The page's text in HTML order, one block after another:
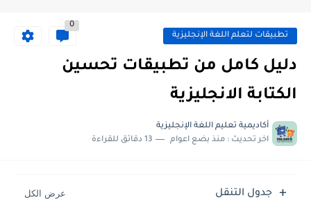
تطبيقات لتعلم اللغة الإنجليزية
0
دليل كامل من تطبيقات تحسين
الكتابة الانجليزية
أكاديمية تعليم اللغة الإنجليزية
اخر تحديث : منذ بضع اعوام 13 دقائق للقراءة
جدول التنقل